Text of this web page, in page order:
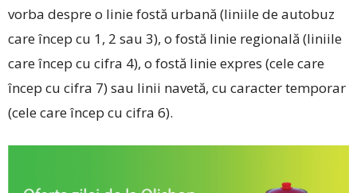
vorba despre o linie fostă urbană (liniile de autobuz
care încep cu 1, 2 sau 3), o fostă linie regională (liniile
care încep cu cifra 4), o fostă linie expres (cele care
încep cu cifra 7) sau linii navetă, cu caracter temporar
(cele care încep cu cifra 6).